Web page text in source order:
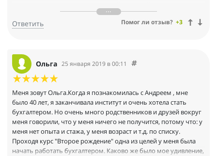
то смогла по-другому посмотреть на свое произведение и
увидеть красоту, которая не открывалась мне до сих пор.
Ответить Помог ли отзыв? +3
Ольга 25 января 2019 в 00:11
Меня зовут Ольга.Когда я познакомилась с Андреем , мне
было 40 лет, я заканчивала институт и очень хотела стать
бухгалтером. Но очень много родственников и друзей вокруг
меня говорили, что у меня ничего не получится, потому что: у
меня нет опыта и стажа, у меня возраст и т.д. по списку.
Проходя курс "Второе рождение" одна из целей у меня была
начать работать бухгалтером. Каково же было мое удивление,